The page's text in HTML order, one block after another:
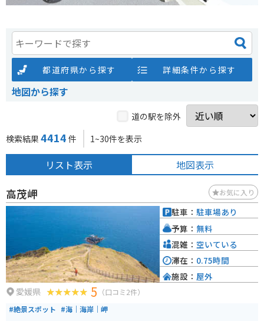
都道府県から探す 詳細条件から探す
地図から探す
道の駅を除外
検索結果 4414 件 1~30件を表示
リスト表示 地図表示
高茂岬 お気に入り
愛媛県 5 （口コミ2件）
#絶景スポット #海｜海岸｜岬
駐車： 駐車場あり
予算： 無料
混雑： 空いている
滞在： 0.75時間
施設： 屋外